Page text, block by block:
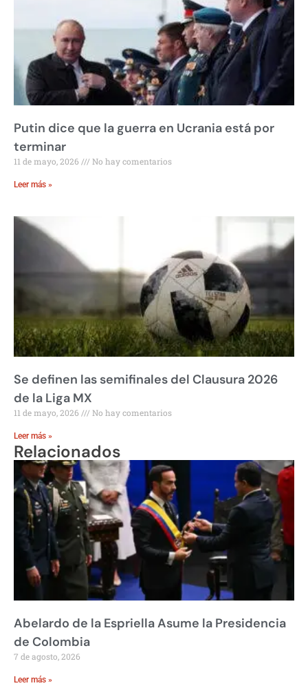
Putin dice que la guerra en Ucrania está por
terminar
11 de mayo, 2026 No hay comentarios
Leer más »
Se definen las semifinales del Clausura 2026
de la Liga MX
11 de mayo, 2026 No hay comentarios
Leer más »
Relacionados
Abelardo de la Espriella Asume la Presidencia
de Colombia
7 de agosto, 2026
Leer más »